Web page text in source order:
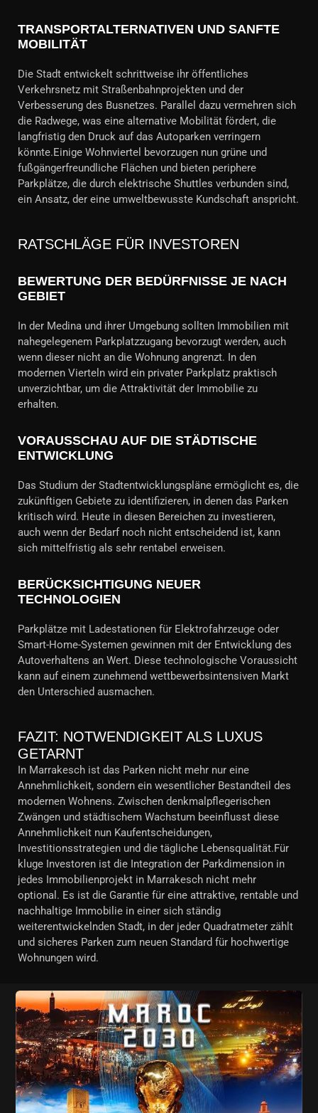
TRANSPORTALTERNATIVEN UND SANFTE
MOBILITÄT
Die Stadt entwickelt schrittweise ihr öffentliches
Verkehrsnetz mit Straßenbahnprojekten und der
Verbesserung des Busnetzes. Parallel dazu vermehren sich
die Radwege, was eine alternative Mobilität fördert, die
langfristig den Druck auf das Autoparken verringern
könnte.Einige Wohnviertel bevorzugen nun grüne und
fußgängerfreundliche Flächen und bieten periphere
Parkplätze, die durch elektrische Shuttles verbunden sind,
ein Ansatz, der eine umweltbewusste Kundschaft anspricht.
RATSCHLÄGE FÜR INVESTOREN
BEWERTUNG DER BEDÜRFNISSE JE NACH
GEBIET
In der Medina und ihrer Umgebung sollten Immobilien mit
nahegelegenem Parkplatzzugang bevorzugt werden, auch
wenn dieser nicht an die Wohnung angrenzt. In den
modernen Vierteln wird ein privater Parkplatz praktisch
unverzichtbar, um die Attraktivität der Immobilie zu
erhalten.
VORAUSSCHAU AUF DIE STÄDTISCHE
ENTWICKLUNG
Das Studium der Stadtentwicklungspläne ermöglicht es, die
zukünftigen Gebiete zu identifizieren, in denen das Parken
kritisch wird. Heute in diesen Bereichen zu investieren,
auch wenn der Bedarf noch nicht entscheidend ist, kann
sich mittelfristig als sehr rentabel erweisen.
BERÜCKSICHTIGUNG NEUER
TECHNOLOGIEN
Parkplätze mit Ladestationen für Elektrofahrzeuge oder
Smart-Home-Systemen gewinnen mit der Entwicklung des
Autoverhaltens an Wert. Diese technologische Voraussicht
kann auf einem zunehmend wettbewerbsintensiven Markt
den Unterschied ausmachen.
FAZIT: NOTWENDIGKEIT ALS LUXUS
GETARNT
In Marrakesch ist das Parken nicht mehr nur eine
Annehmlichkeit, sondern ein wesentlicher Bestandteil des
modernen Wohnens. Zwischen denkmalpflegerischen
Zwängen und städtischem Wachstum beeinflusst diese
Annehmlichkeit nun Kaufentscheidungen,
Investitionsstrategien und die tägliche Lebensqualität.Für
kluge Investoren ist die Integration der Parkdimension in
jedes Immobilienprojekt in Marrakesch nicht mehr
optional. Es ist die Garantie für eine attraktive, rentable und
nachhaltige Immobilie in einer sich ständig
weiterentwickelnden Stadt, in der jeder Quadratmeter zählt
und sicheres Parken zum neuen Standard für hochwertige
Wohnungen wird.